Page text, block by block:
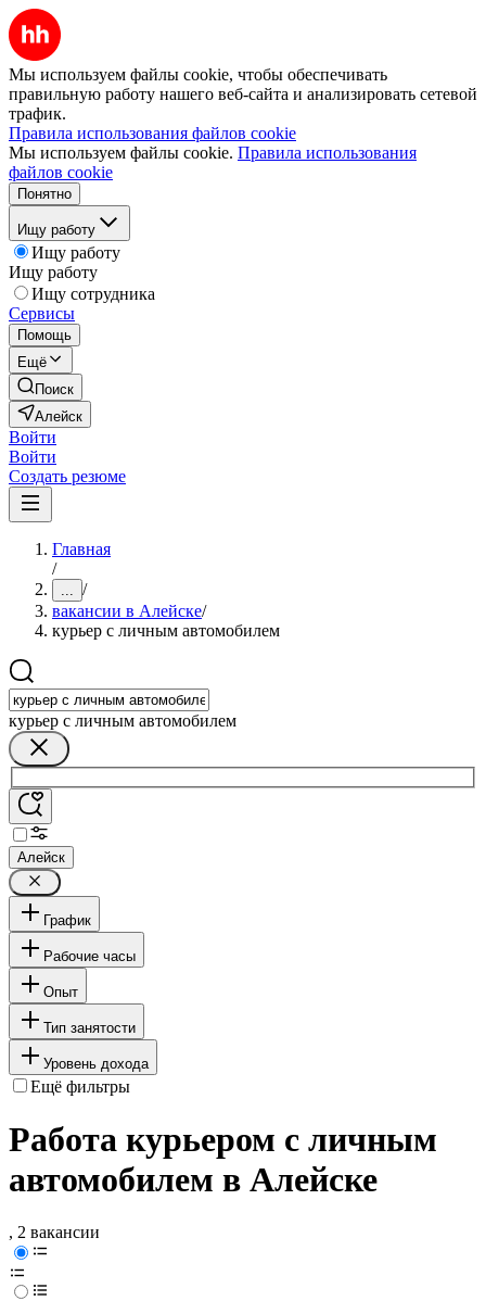
Мы используем файлы cookie, чтобы обеспечивать
правильную работу нашего веб-сайта и анализировать сетевой
трафик.
Правила использования файлов cookie
Мы используем файлы cookie. Правила использования
файлов cookie
Понятно
Ищу работу
Ищу работу
Ищу работу
Ищу сотрудника
Сервисы
Помощь
Ещё
Поиск
Алейск
Войти
Войти
Создать резюме
Главная
/
... /
вакансии в Алейске/
курьер с личным автомобилем
курьер с личным автомобилем
Алейск
График
Рабочие часы
Опыт
Тип занятости
Уровень дохода
Ещё фильтры
Работа курьером с личным
автомобилем в Алейске
, 2 вакансии